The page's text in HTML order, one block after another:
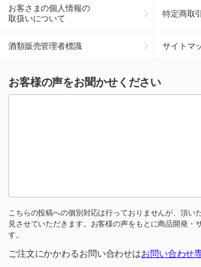
お客さまの個人情報の
取扱いについて
特定商取
酒類販売管理者標識 サイトマ
お客様の声をお聞かせください
こちらの投稿への個別対応は行っておりませんが、頂い
見させていただきます。お客様の声をもとに商品開発・
す。
ご注文にかかわるお問い合わせはお問い合わせ